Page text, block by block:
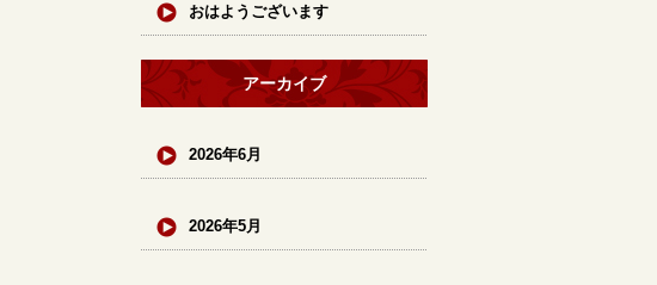
おはようございます
アーカイブ
2026年6月
2026年5月